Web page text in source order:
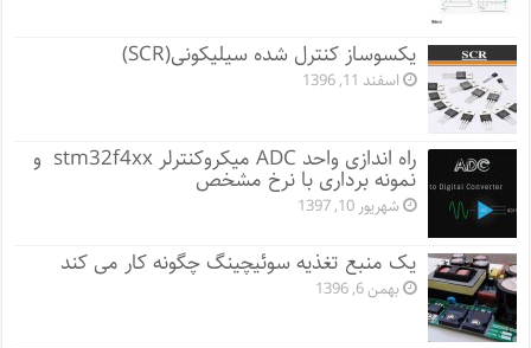
یکسوساز کنترل شده سیلیکونی(SCR)
اسفند 11, 1396
راه اندازی واحد ADC میکروکنترلر stm32f4xx و
نمونه برداری با نرخ مشخص
شهریور 10, 1397
یک منبع تغذیه سوئیچینگ چگونه کار می کند
بهمن 6, 1396